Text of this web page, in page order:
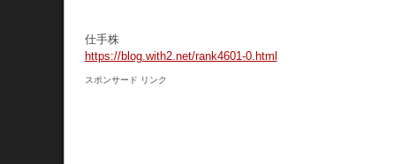
仕手株
https://blog.with2.net/rank4601-0.html
スポンサード リンク